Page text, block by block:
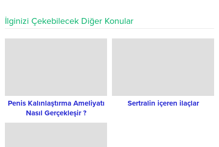
İlginizi Çekebilecek Diğer Konular
Penis Kalınlaştırma Ameliyatı
Nasıl Gerçekleşir ?
Sertralin içeren ilaçlar